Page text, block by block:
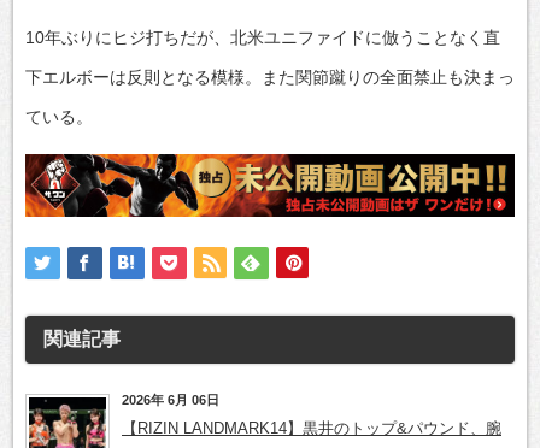
10年ぶりにヒジ打ちだが、北米ユニファイドに倣うことなく直
下エルボーは反則となる模様。また関節蹴りの全面禁止も決まっ
ている。
関連記事
2026年 6月 06日
【RIZIN LANDMARK14】黒井のトップ&パウンド、腕